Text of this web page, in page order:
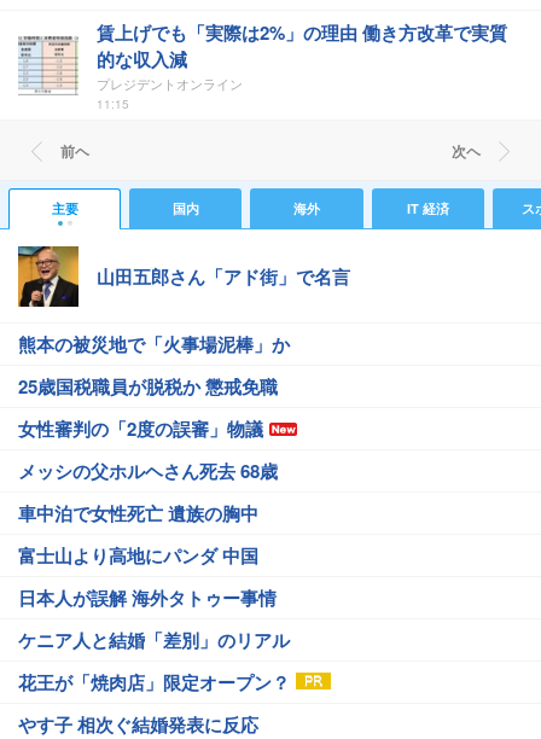
賃上げでも「実際は2%」の理由 働き方改革で実質
的な収入減
プレジデントオンライン
11:15
前ヘ 次ヘ
主要 国内 海外 IT 経済 ス
山田五郎さん「アド街」で名言
熊本の被災地で「火事場泥棒」か
25歳国税職員が脱税か 懲戒免職
女性審判の「2度の誤審」物議
メッシの父ホルヘさん死去 68歳
車中泊で女性死亡 遺族の胸中
富士山より高地にパンダ 中国
日本人が誤解 海外タトゥー事情
ケニア人と結婚「差別」のリアル
花王が「焼肉店」限定オープン？
やす子 相次ぐ結婚発表に反応